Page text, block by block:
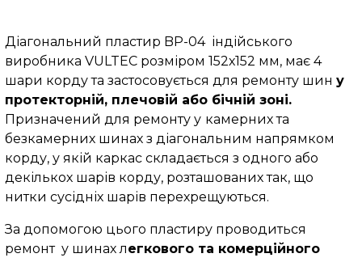
Діагональний пластир BP-04 індійського
виробника VULTEC розміром 152х152 мм, має 4
шари корду та застосовується для ремонту шин у
протекторній, плечовій або бічній зоні.
Призначений для ремонту у камерних та
безкамерних шинах з діагональним напрямком
корду, у якій каркас складається з одного або
декількох шарів корду, розташованих так, що
нитки сусідніх шарів перехрещуються.
За допомогою цього пластиру проводиться
ремонт у шинах легкового та комерційного